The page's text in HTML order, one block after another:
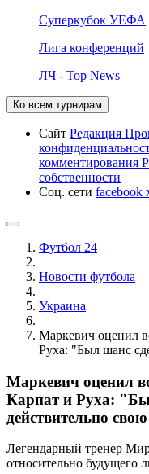
Суперкубок УЕФА
Лига конференций
ЛЧ - Top News
Ко всем турнирам
Сайт Редакция
комментирования
собственности
Соц. сети facebook
Футбол 24
Новости футбола
Украина
Маркевич оценил
Руха: "Был шанс
Маркевич оценил
Карпат и Руха:
действительно
Легендарный тренер
относительно будущего